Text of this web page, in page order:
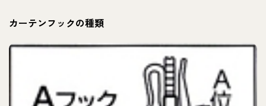
カーテンフックの種類